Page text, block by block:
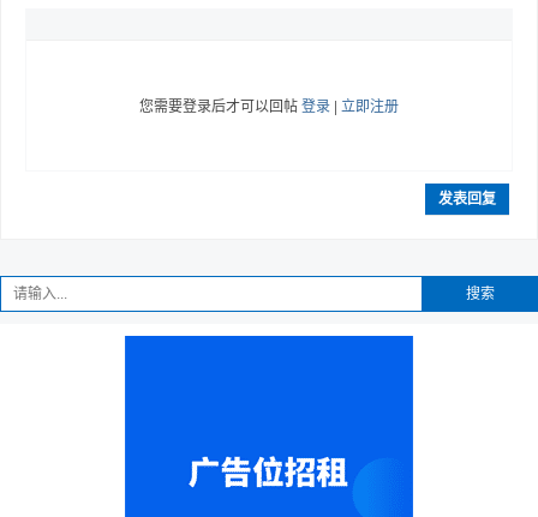
您需要登录后才可以回帖登录 | 立即注册
发表回复
搜索